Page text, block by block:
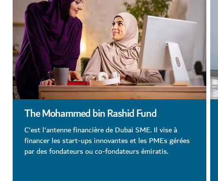
The Mohammed bin Rashid Fund
C'est l'antenne financière de Dubai SME. Il vise à
financer les start-ups innovantes et les PMEs gérées
par des fondateurs ou co-fondateurs émiratis.